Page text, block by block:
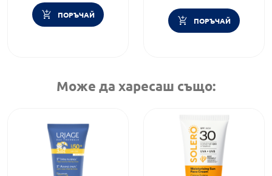
ПОРЪЧАЙ
ПОРЪЧАЙ
Може да харесаш също: